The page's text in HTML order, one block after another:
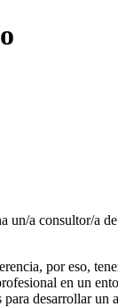
a consultor/a
por eso,
en un
desarrollar un